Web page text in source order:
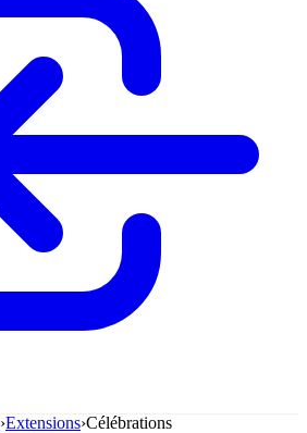
›Extensions›Célébrations